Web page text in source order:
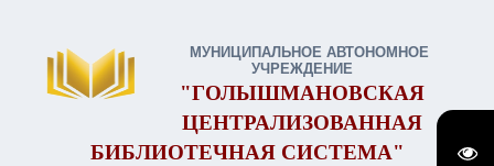
МУНИЦИПАЛЬНОЕ АВТОНОМНОЕ
УЧРЕЖДЕНИЕ
"ГОЛЫШМАНОВСКАЯ
ЦЕНТРАЛИЗОВАННАЯ
БИБЛИОТЕЧНАЯ СИСТЕМА"